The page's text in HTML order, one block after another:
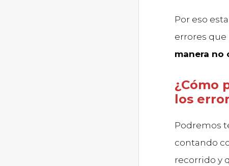
Por eso
errores que
manera no
¿Cómo
los
Podremos
contando
recorrido y